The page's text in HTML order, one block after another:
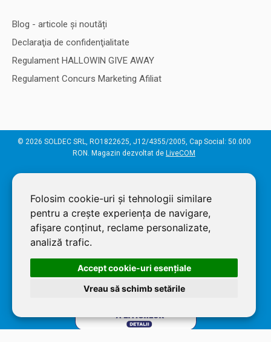
Folosim cookie-uri și tehnologii similare
pentru a crește experiența de navigare,
afișare conținut, reclame personalizate,
analiză trafic.
Accept cookie-uri esenţiale
Vreau să schimb setările
Blog - articole și noutăți
Declaraţia de confidenţialitate
Regulament HALLOWIN GIVE AWAY
Regulament Concurs Marketing Afiliat
© 2026 SOLDEC SRL, RO1822625, J12/4355/2005, Cap Social: 50.000
RON. Magazin dezvoltat de LiveCOM